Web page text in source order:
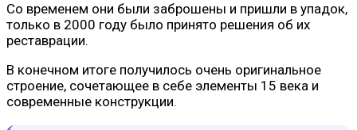
Со временем они были заброшены и пришли в упадок,
только в 2000 году было принято решения об их
реставрации.
В конечном итоге получилось очень оригинальное
строение, сочетающее в себе элементы 15 века и
современные конструкции.